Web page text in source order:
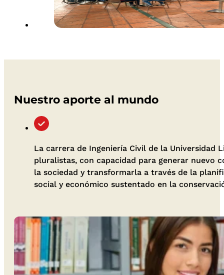
Nuestro aporte al mundo
La carrera de Ingeniería Civil de la Universidad
pluralistas, con capacidad para generar nuevo
la sociedad y transformarla a través de la
social y económico sustentado en la